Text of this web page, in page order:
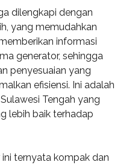
dilengkapi dengan
yang memudahkan
informasi
generator, sehingga
penyesuaian yang
efisiensi. Ini adalah
Tengah yang
lebih baik terhadap
ternyata kompak dan